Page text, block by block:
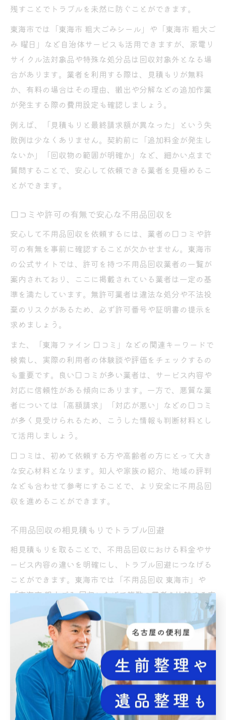
残すことでトラブルを未然に防ぐことができます。
東海市では「東海市 粗大ごみシール」や「東海市 粗大ご
み 曜日」など自治体サービスも活用できますが、家電リ
サイクル法対象品や特殊な処分品は回収対象外となる場
合があります。業者を利用する際は、見積もりが無料
か、有料の場合はその理由、搬出や分解などの追加作業
が発生する際の費用設定も確認しましょう。
例えば、「見積もりと最終請求額が異なった」という失
敗例は少なくありません。契約前に「追加料金が発生し
ないか」「回収物の範囲が明確か」など、細かい点まで
質問することで、安心して依頼できる業者を見極めるこ
とができます。
口コミや許可の有無で安心な不用品回収を
安心して不用品回収を依頼するには、業者の口コミや許
可の有無を事前に確認することが欠かせません。東海市
の公式サイトでは、許可を持つ不用品回収業者の一覧が
案内されており、ここに掲載されている業者は一定の基
準を満たしています。無許可業者は違法な処分や不法投
棄のリスクがあるため、必ず許可番号や証明書の提示を
求めましょう。
また、「東海ファイン 口コミ」などの関連キーワードで
検索し、実際の利用者の体験談や評価をチェックするの
も重要です。良い口コミが多い業者は、サービス内容や
対応に信頼性がある傾向にあります。一方で、悪質な業
者については「高額請求」「対応が悪い」などの口コミ
が多く見受けられるため、こうした情報も判断材料とし
て活用しましょう。
口コミは、初めて依頼する方や高齢者の方にとって大き
な安心材料となります。知人や家族の紹介、地域の評判
なども合わせて参考にすることで、より安全に不用品回
収を進めることができます。
不用品回収の相見積もりでトラブル回避
相見積もりを取ることで、不用品回収における料金やサ
ービス内容の違いを明確にし、トラブル回避につなげる
ことができます。東海市では「不用品回収 東海市」や
「東海市 粗大ごみ 回収」などで複数の業者を比較する方
が増えており、見積もり内容や対応の丁寧さが選定の決
め手となっています。
相見積もりを依頼する際は、同じ条件（回収品目・量・
日時など）で各社から見積もりを取りましょう。見積も
り時の対応や質問への返答も比較ポイントです。料金だ
けでなく、追加費用の有無や作業内容、回収後の処理方
法まで確認することで、納得のいく業者選びが可能で